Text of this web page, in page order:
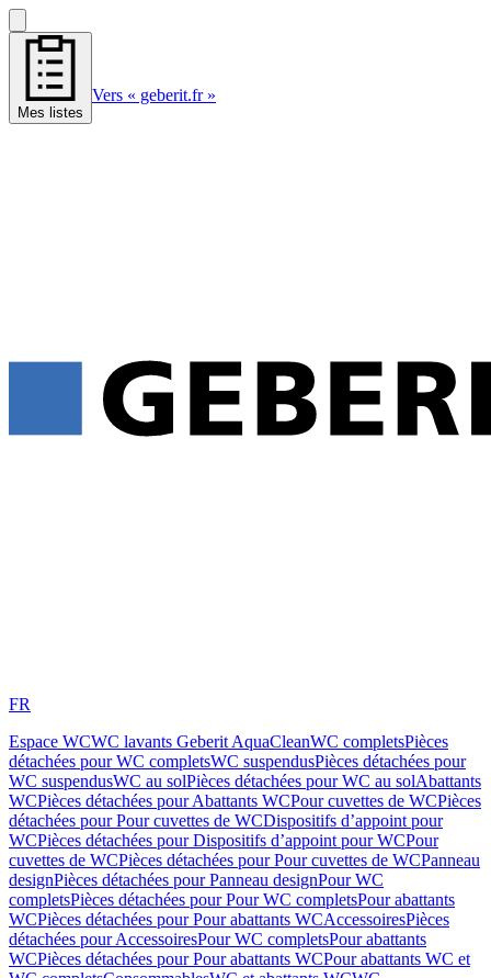
Mes listes
Vers « geberit.fr »
FR
Espace WCWC lavants Geberit AquaCleanWC completsPièces
détachées pour WC completsWC suspendusPièces détachées pour
WC suspendusWC au solPièces détachées pour WC au solAbattants
WCPièces détachées pour Abattants WCPour cuvettes de WCPièces
détachées pour Pour cuvettes de WCDispositifs d’appoint pour
WCPièces détachées pour Dispositifs d’appoint pour WCPour
cuvettes de WCPièces détachées pour Pour cuvettes de WCPanneau
designPièces détachées pour Panneau designPour WC
completsPièces détachées pour Pour WC completsPour abattants
WCPièces détachées pour Pour abattants WCAccessoiresPièces
détachées pour AccessoiresPour WC completsPour abattants
WCPièces détachées pour Pour abattants WCPour abattants WC et